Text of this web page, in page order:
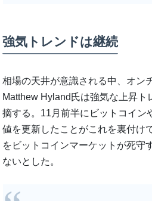
強気トレンドは継続
相場の天井が意識される中、オン
Matthew Hyland氏は強気な上昇ト
摘する。11月前半にビットコイン
値を更新したことがこれを裏付け
をビットコインマーケットが死守
ないとした。